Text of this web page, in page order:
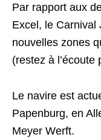
Par rapport aux
Excel, le Carnival
nouvelles zones
(restez à l’écoute
Le navire est
Papenburg, en
Meyer Werft.